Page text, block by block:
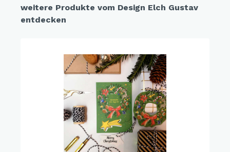
weitere Produkte vom Design Elch Gustav
entdecken